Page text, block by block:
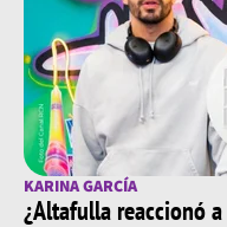
KARINA GARCÍA
¿Altafulla reaccionó